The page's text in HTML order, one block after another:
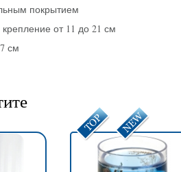
покрытием
от 11 до 21 см
см